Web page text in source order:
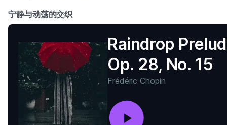
宁静与动荡的交织
Raindrop
Op. 28, No. 15
Frédéric Chopin